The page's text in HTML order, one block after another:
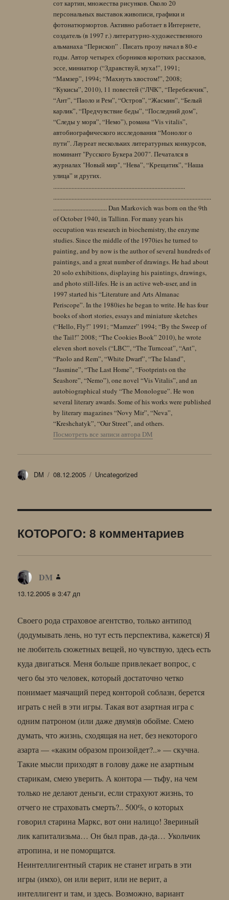
сот картин, множества рисунков. Около 20
персональных выставок живописи, графики и
фотонатюрмортов. Активно работает в Интернете,
создатель (в 1997 г.) литературно-художественного
альманаха “Перископ” . Писать прозу начал в 80-е
годы. Автор четырех сборников коротких рассказов,
эссе, миниатюр (“Здравствуй, муха!”, 1991;
“Мамзер”, 1994; “Махнуть хвостом!”, 2008;
“Кукисы”, 2010), 11 повестей (“ЛЧК”, “Перебежчик”,
“Ант”, “Паоло и Рем”, “Остров”, “Жасмин”, “Белый
карлик”, “Предчувствие беды”, “Последний дом”,
“Следы у моря”, “Немо”), романа “Vis vitalis”,
автобиографического исследования “Монолог о
пути”. Лауреат нескольких литературных конкурсов,
номинант "Русского Букера 2007". Печатался в
журналах "Новый мир", “Нева”, “Крещатик”, “Наша
улица” и других.
......................................................................................
.......................................................................................................
................................... Dan Markovich was born on the 9th
of October 1940, in Tallinn. For many years his
occupation was research in biochemistry, the enzyme
studies. Since the middle of the 1970ies he turned to
painting, and by now is the author of several hundreds of
paintings, and a great number of drawings. He had about
20 solo exhibitions, displaying his paintings, drawings,
and photo still-lifes. He is an active web-user, and in
1997 started his “Literature and Arts Almanac
Periscope”. In the 1980ies he began to write. He has four
books of short stories, essays and miniature sketches
(“Hello, Fly!” 1991; “Mamzer” 1994; “By the Sweep of
the Tail!” 2008; “The Cookies Book” 2010), he wrote
eleven short novels (“LBC”, “The Turncoat”, “Ant”,
“Paolo and Rem”, “White Dwarf”, “The Island”,
“Jasmine”, “The Last Home”, “Footprints on the
Seashore”, “Nemo”), one novel “Vis Vitalis”, and an
autobiographical study “The Monologue”. He won
several literary awards. Some of his works were published
by literary magazines “Novy Mir”, “Neva”,
“Kreshchatyk”, “Our Street”, and others.
Посмотреть все записи автора DM
Автор
DM Опубликовано
08.12.2005 Рубрики
Uncategorized
КОТОРОГО: 8 комментариев
DM
13.12.2005 в 3:47 дп
Своего рода страховое агентство, только антипод
(додумывать лень, но тут есть перспектива, кажется) Я
не любитель сюжетных вещей, но чувствую, здесь есть
куда двигаться. Меня больше привлекает вопрос, с
чего бы это человек, который достаточно четко
понимает маячащий перед конторой соблазн, берется
играть с ней в эти игры. Такая вот азартная игра с
одним патроном (или даже двумя)в обойме. Смею
думать, что жизнь, сходящая на нет, без некоторого
азарта — «каким образом произойдет?..» — скучна.
Такие мысли приходят в голову даже не азартным
старикам, смею уверить. А контора — тьфу, на чем
только не делают деньги, если страхуют жизнь, то
отчего не страховать смерть?.. 500%, о которых
говорил старина Маркс, вот они налицо! Звериный
лик капитализьма… Он был прав, да-да… Укольчик
атропина, и не поморщатся.
Неинтеллигентный старик не станет играть в эти
игры (имхо), он или верит, или не верит, а
интеллигент и там, и здесь. Возможно, вариант